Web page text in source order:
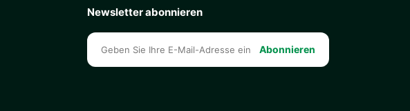
Newsletter abonnieren
Abonnieren